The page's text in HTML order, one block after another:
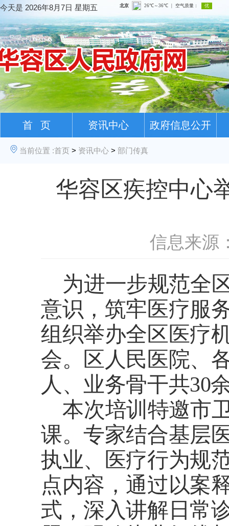
今天是 2026年8月7日 星期五
首 页 资讯中心 政府信息公开
当前位置 :首页 > 资讯中心 > 部门传真
华容区疾控中心
信息来源
为进一步规范全
意识，筑牢医疗服
组织举办全区医疗
会。区人民医院、
人、业务骨干共30
本次培训特邀市
课。专家结合基层
执业、医疗行为规
点内容，通过以案
式，深入讲解日常